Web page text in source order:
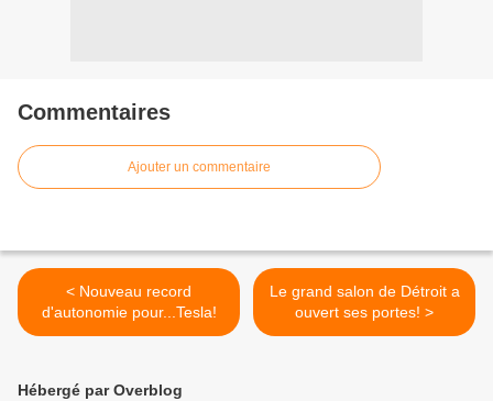
Commentaires
Ajouter un commentaire
< Nouveau record
d'autonomie pour...Tesla!
Le grand salon de Détroit a
ouvert ses portes! >
Hébergé par Overblog